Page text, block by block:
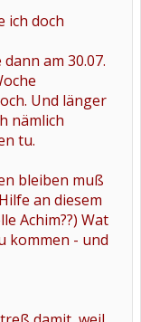
ich doch
am 30.07.
Und länger
nämlich
tu.
bleiben muß
an diesem
Achim??) Wat
kommen - und